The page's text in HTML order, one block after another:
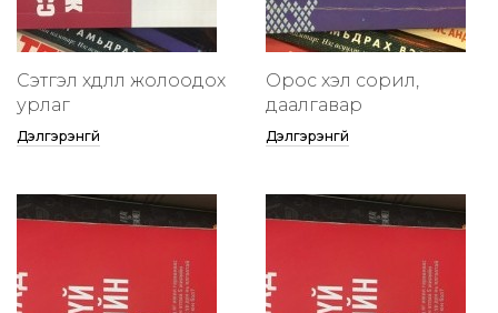
Сэтгэл хөдлөлөө жолоодох
урлаг
Дэлгэрэнгүй
Орос хэл сорил,
даалгавар
Дэлгэрэнгүй